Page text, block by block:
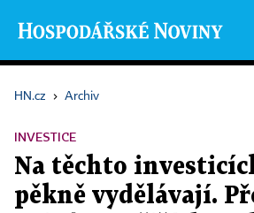
HN.cz › Archiv
INVESTICE
Na těchto
pěkně vydělávají.